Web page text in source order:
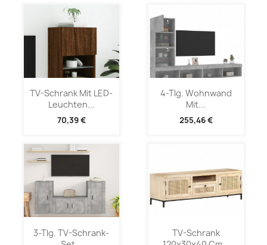
TV-Schrank Mit LED-
Leuchten...
70,39 €
4-Tlg. Wohnwand
Mit...
255,46 €
3-Tlg. TV-Schrank-
TV-Schrank